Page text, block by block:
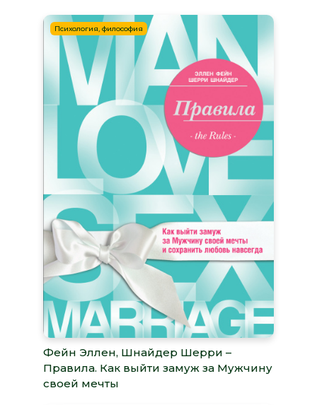
Психология, философия
Фейн Эллен, Шнайдер Шерри –
Правила. Как выйти замуж за Мужчину
своей мечты